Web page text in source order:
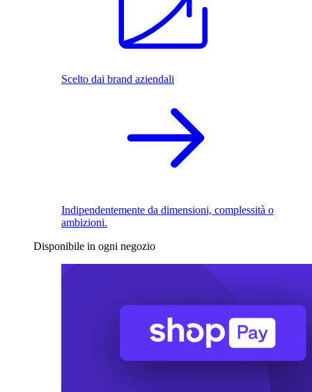
Scelto dai brand aziendali
Indipendentemente da dimensioni, complessità o
ambizioni.
Disponibile in ogni negozio